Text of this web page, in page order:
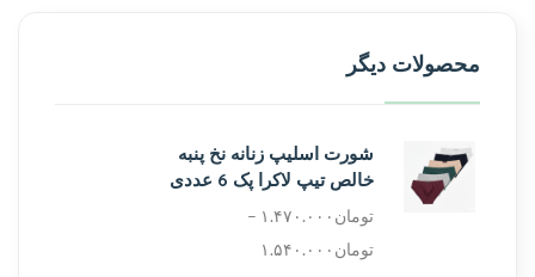
محصولات دیگر
شورت اسلیپ زنانه نخ پنبه
خالص تیپ لاکرا پک 6 عددی
تومان ۱.۴۷۰.۰۰۰ –
تومان ۱.۵۴۰.۰۰۰